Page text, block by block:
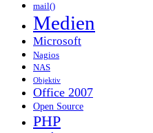
mail()
Medien
Microsoft
Nagios
NAS
Objektiv
Office 2007
Open Source
PHP